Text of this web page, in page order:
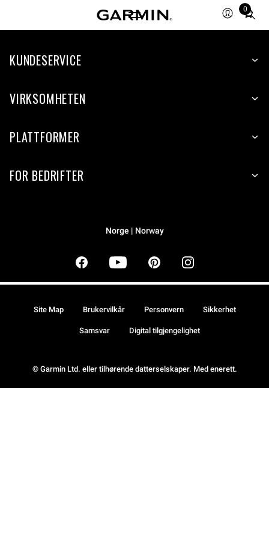
0
Total
items
cart:
KUNDESERVICE
VIRKSOMHETEN
PLATTFORMER
FOR BEDRIFTER
Norge | Norway
© Garmin Ltd. eller tilhørende datterselskaper. Med enerett.
Site Map Brukervilkår Personvern Sikkerhet
Samsvar Digital tilgjengelighet